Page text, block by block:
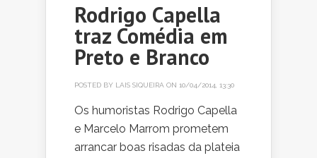
Rodrigo Capella
traz Comédia em
Preto e Branco
POSTED BY LAIS SIQUEIRA ON 10/04/2014, 13:30
Os humoristas Rodrigo Capella
e Marcelo Marrom prometem
arrancar boas risadas da plateia